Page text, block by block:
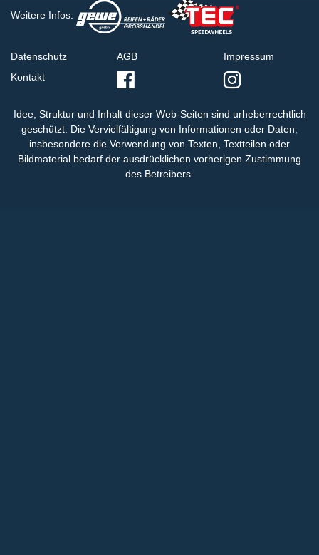
Weitere Infos:
Datenschutz
Kontakt
AGB Impressum
Idee, Struktur und Inhalt dieser Web-Seiten sind urheberrechtlich
geschützt. Die Vervielfältigung von Informationen oder Daten,
insbesondere die Verwendung von Texten, Textteilen oder
Bildmaterial bedarf der ausdrücklichen vorherigen Zustimmung
des Betreibers.